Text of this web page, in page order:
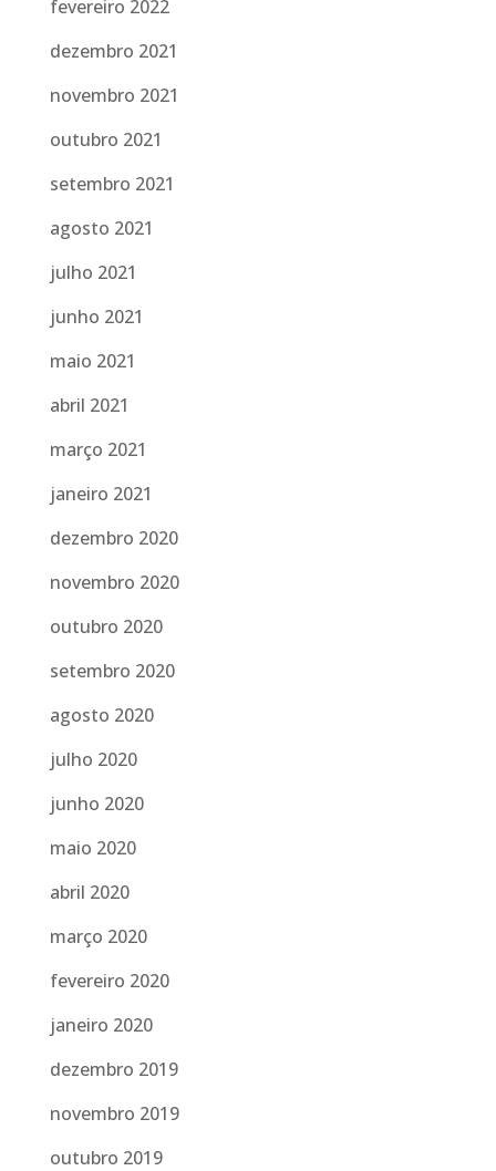
fevereiro 2022
dezembro 2021
novembro 2021
outubro 2021
setembro 2021
agosto 2021
julho 2021
junho 2021
maio 2021
abril 2021
março 2021
janeiro 2021
dezembro 2020
novembro 2020
outubro 2020
setembro 2020
agosto 2020
julho 2020
junho 2020
maio 2020
abril 2020
março 2020
fevereiro 2020
janeiro 2020
dezembro 2019
novembro 2019
outubro 2019